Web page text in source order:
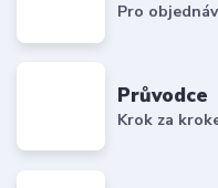
Pro
Průvodce
Krok za